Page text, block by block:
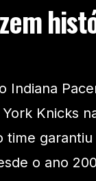
Indiana
Knicks
time
o ano